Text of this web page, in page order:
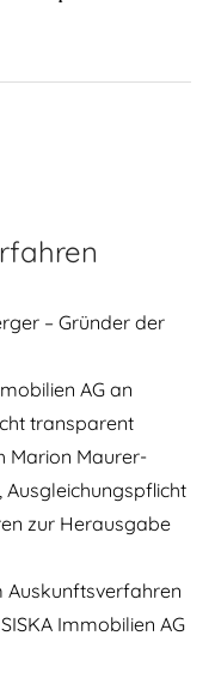
– Gründer der
AG an
transparent
Marion Maurer-
zur Herausgabe
Auskunftsverfahren
Immobilien AG
ums Huus